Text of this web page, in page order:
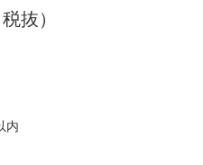
抜）
内